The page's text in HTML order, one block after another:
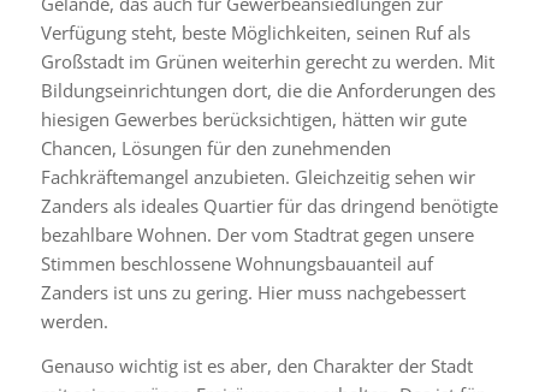
Verfügung steht, beste Möglichkeiten, seinen Ruf als
Großstadt im Grünen weiterhin gerecht zu werden. Mit
Bildungseinrichtungen dort, die die Anforderungen des
hiesigen Gewerbes berücksichtigen, hätten wir gute
Chancen, Lösungen für den zunehmenden
Fachkräftemangel anzubieten. Gleichzeitig sehen wir
Zanders als ideales Quartier für das dringend benötigte
bezahlbare Wohnen. Der vom Stadtrat gegen unsere
Stimmen beschlossene Wohnungsbauanteil auf
Zanders ist uns zu gering. Hier muss nachgebessert
werden.
Genauso wichtig ist es aber, den Charakter der Stadt